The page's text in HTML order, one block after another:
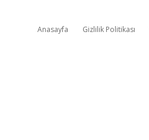
Anasayfa Gizlilik Politikası